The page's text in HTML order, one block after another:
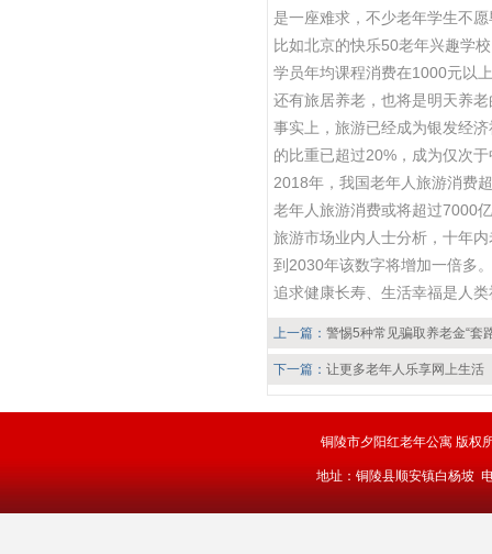
是一座难求，不少老年学生不愿
比如北京的快乐50老年兴趣学
学员年均课程消费在1000元以
还有旅居养老，也将是明天养
事实上，旅游已经成为银发经
的比重已超过20%，成为仅次
2018年，我国老年人旅游消费
老年人旅游消费或将超过7000
旅游市场业内人士分析，十年
到2030年该数字将增加一倍多。
追求健康长寿、生活幸福是人
上一篇： 警惕5种常见骗取养老金“套
下一篇： 让更多老年人乐享网上生活
铜陵市夕阳红老年公寓 版权
地址：铜陵县顺安镇白杨坡